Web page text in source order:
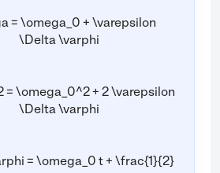
= \omega_0 + \varepsilon
\Delta \varphi
= \omega_0^2 + 2 \varepsilon
\Delta \varphi
= \omega_0 t + \frac{1}{2}